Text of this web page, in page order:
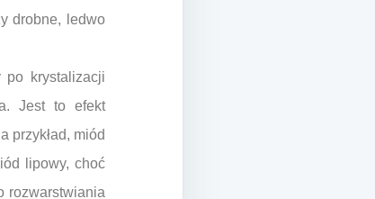
drobne, ledwo
po krystalizacji
Jest to efekt
przykład, miód
lipowy, choć
rozwarstwiania